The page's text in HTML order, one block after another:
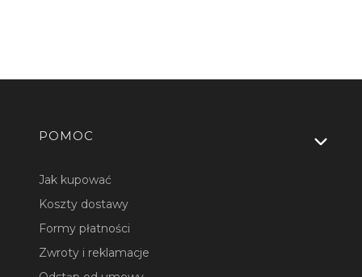
Linki w stopce
POMOC
Jak kupować
Koszty dostawy
Formy płatności
Zwroty i reklamacje